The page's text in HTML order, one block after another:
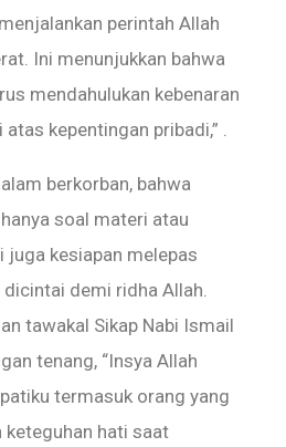
perintah Allah
Ini menunjukkan bahwa
mendahulukan kebenaran
kepentingan pribadi,” .
berkorban, bahwa
soal materi atau
juga kesiapan melepas
demi ridha Allah.
tawakal Sikap Nabi Ismail
tenang, “Insya Allah
termasuk orang yang
keteguhan hati saat